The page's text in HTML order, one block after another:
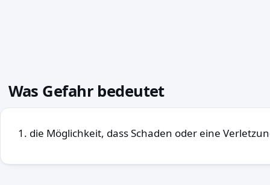
Was Gefahr bedeutet
die Möglichkeit, dass Schaden oder eine